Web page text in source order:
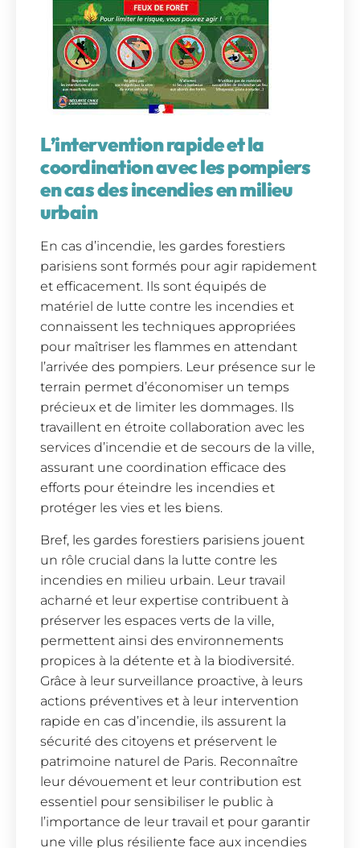
L’intervention rapide et la
coordination avec les pompiers
en cas des incendies en milieu
urbain
En cas d’incendie, les gardes forestiers
parisiens sont formés pour agir rapidement
et efficacement. Ils sont équipés de
matériel de lutte contre les incendies et
connaissent les techniques appropriées
pour maîtriser les flammes en attendant
l’arrivée des pompiers. Leur présence sur le
terrain permet d’économiser un temps
précieux et de limiter les dommages. Ils
travaillent en étroite collaboration avec les
services d’incendie et de secours de la ville,
assurant une coordination efficace des
efforts pour éteindre les incendies et
protéger les vies et les biens.
Bref, les gardes forestiers parisiens jouent
un rôle crucial dans la lutte contre les
incendies en milieu urbain. Leur travail
acharné et leur expertise contribuent à
préserver les espaces verts de la ville,
permettent ainsi des environnements
propices à la détente et à la biodiversité.
Grâce à leur surveillance proactive, à leurs
actions préventives et à leur intervention
rapide en cas d’incendie, ils assurent la
sécurité des citoyens et préservent le
patrimoine naturel de Paris. Reconnaître
leur dévouement et leur contribution est
essentiel pour sensibiliser le public à
l’importance de leur travail et pour garantir
une ville plus résiliente face aux incendies